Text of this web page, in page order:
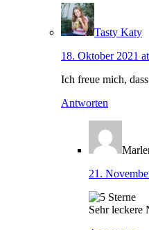
Tasty Katy
18. Oktober 2021
Ich freue mich,
Antworten
21.
Sehr leckere